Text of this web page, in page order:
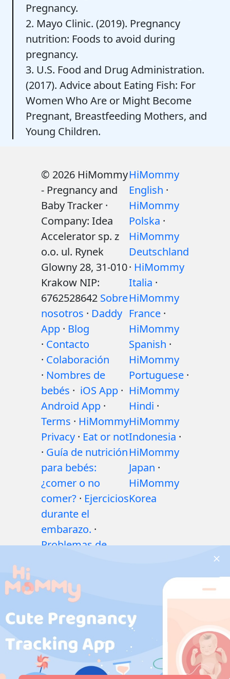
Pregnancy.
2. Mayo Clinic. (2019). Pregnancy
nutrition: Foods to avoid during
pregnancy.
3. U.S. Food and Drug Administration.
(2017). Advice about Eating Fish: For
Women Who Are or Might Become
Pregnant, Breastfeeding Mothers, and
Young Children.
© 2026 HiMommy
- Pregnancy and
Baby Tracker ·
Company: Idea
Accelerator sp. z
o.o. ul. Rynek
Glowny 28, 31-010
Krakow NIP:
6762528642 Sobre
nosotros · Daddy
App · Blog
· Contacto
· Colaboración
· Nombres de
bebés · iOS App ·
Android App ·
Terms · HiMommy
Privacy · Eat or not
· Guía de nutrición
para bebés:
¿comer o no
comer? · Ejercicios
durante el
embarazo. ·
Problemas de
Medicamentos
durante el
embarazo·
Problemas de
salud del bebé·
Articles ·Politica
HiMommy
English ·
HiMommy
Polska ·
HiMommy
Deutschland
· HiMommy
Italia ·
HiMommy
France ·
HiMommy
Spanish ·
HiMommy
Portuguese ·
HiMommy
Hindi ·
HiMommy
Indonesia ·
HiMommy
Japan ·
HiMommy
Korea